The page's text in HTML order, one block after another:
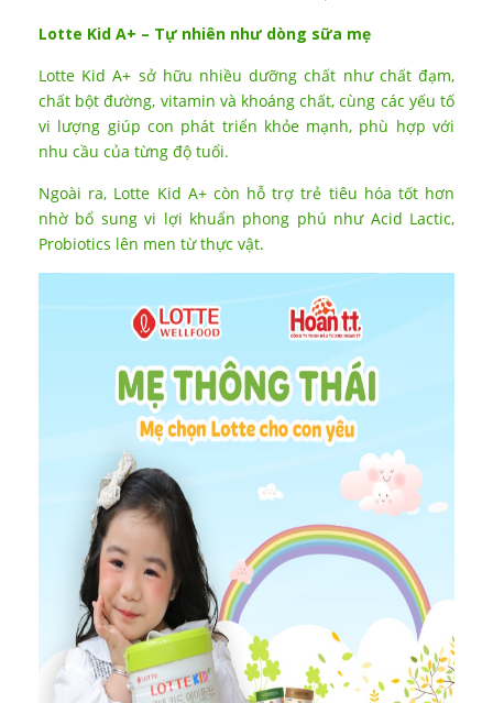
Lotte Kid A+ – Tự nhiên như dòng sữa mẹ
Lotte Kid A+ sở hữu nhiều dưỡng chất như chất đạm,
chất bột đường, vitamin và khoáng chất, cùng các yếu tố
vi lượng giúp con phát triển khỏe mạnh, phù hợp với
nhu cầu của từng độ tuổi.
Ngoài ra, Lotte Kid A+ còn hỗ trợ trẻ tiêu hóa tốt hơn
nhờ bổ sung vi lợi khuẩn phong phú như Acid Lactic,
Probiotics lên men từ thực vật.